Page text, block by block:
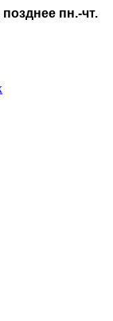
пн.-чт.